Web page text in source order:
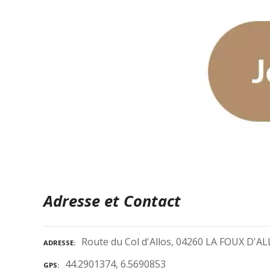
Adresse et Contact
ADRESSE Route du Col d'Allos, 04260 LA FOUX
GPS 44.2901374, 6.5690853